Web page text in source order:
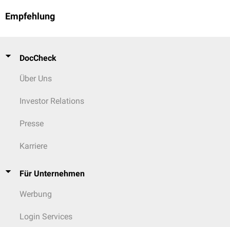
Empfehlung
DocCheck
Über Uns
Investor Relations
Presse
Karriere
Für Unternehmen
Werbung
Login Services